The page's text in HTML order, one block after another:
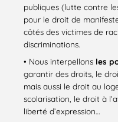
publiques (lutte contre
pour le droit de
côtés des victimes de
discriminations.
• Nous interpellons les
garantir des droits, le
mais aussi le droit au
scolarisation, le droit à
liberté d’expression…